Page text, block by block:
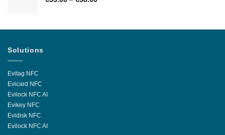
Solutions
Evitag NFC
Evicard NFC
Evilock NFC AI
Evikey NFC
Evidisk NFC
Evilock NFC AI